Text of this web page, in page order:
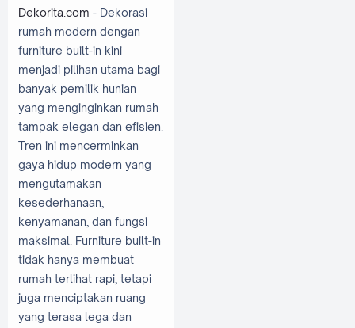
Dekorita.com - Dekorasi
rumah modern dengan
furniture built-in kini
menjadi pilihan utama bagi
banyak pemilik hunian
yang menginginkan rumah
tampak elegan dan efisien.
Tren ini mencerminkan
gaya hidup modern yang
mengutamakan
kesederhanaan,
kenyamanan, dan fungsi
maksimal. Furniture built-in
tidak hanya membuat
rumah terlihat rapi, tetapi
juga menciptakan ruang
yang terasa lega dan